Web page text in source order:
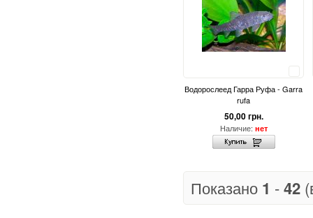
Водорослеед Гарра Руфа - Garra
rufa
50,00 грн.
Наличие: нет
Показано 1 -42